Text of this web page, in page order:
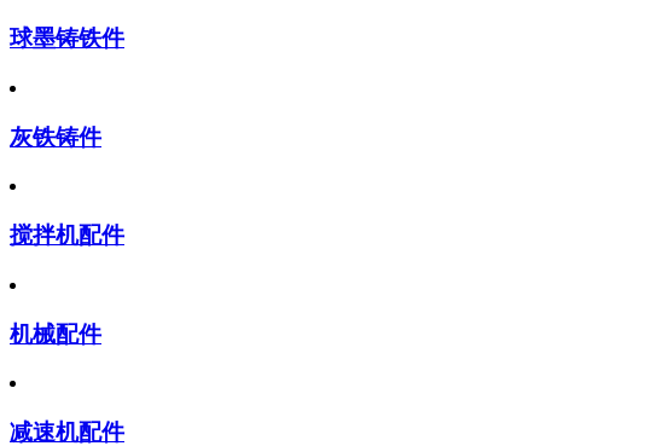
球墨铸铁件
灰铁铸件
搅拌机配件
机械配件
减速机配件